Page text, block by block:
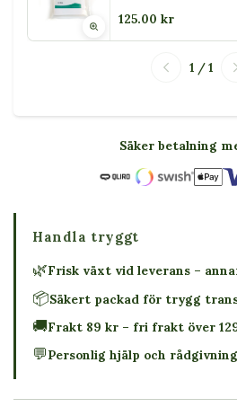
125.00 kr
1 / 1
Säker betalning
Handla tryggt
🌿Frisk växt vid leverans –
📦Säkert packad för trygg
🚚Frakt 89 kr – fri frakt över
💬Personlig hjälp och rådgivning